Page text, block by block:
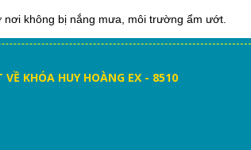
không bị nắng mưa, môi trường ẩm ướt.
KHÓA HUY HOÀNG EX - 8510